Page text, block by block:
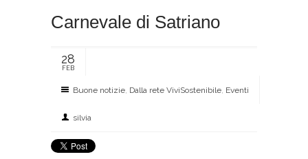
Carnevale di Satriano
28
FEB
Buone notizie, Dalla rete ViviSostenibile, Eventi
silvia